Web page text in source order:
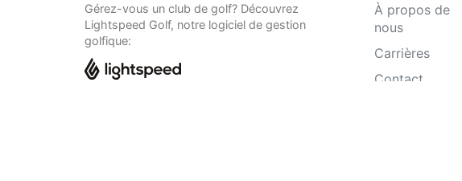
Gérez-vous un club de golf? Découvrez
Lightspeed Golf, notre logiciel de gestion
golfique:
À propos de
nous
Carrières
Contact